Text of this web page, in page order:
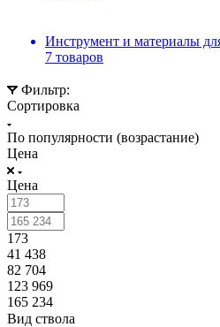
Инструмент и материалы
7 товаров
Фильтр:
Сортировка
По популярности (возрастание)
Цена
Цена
173
41 438
82 704
123 969
165 234
Вид ствола